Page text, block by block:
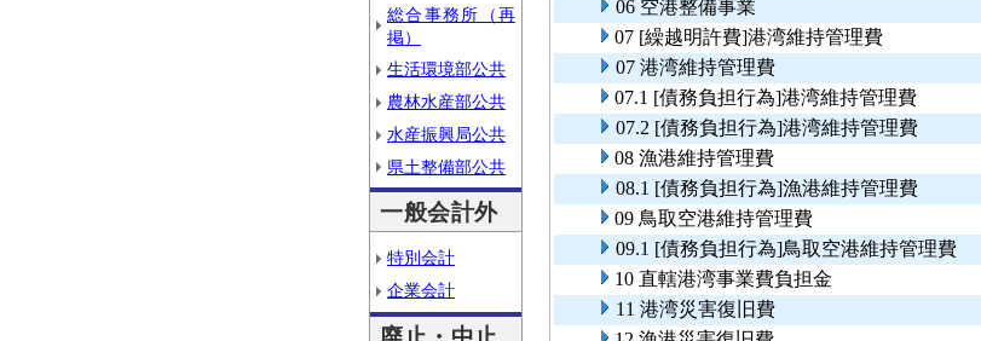
総合事務所（再
掲）
生活環境部公共
農林水産部公共
水産振興局公共
県土整備部公共
一般会計外
特別会計
企業会計
06 空港整備事業
07 [繰越明許費]港湾維持管理費
07 港湾維持管理費
07.1 [債務負担行為]港湾維持管理費
07.2 [債務負担行為]港湾維持管理費
08 漁港維持管理費
08.1 [債務負担行為]漁港維持管理費
09 鳥取空港維持管理費
09.1 [債務負担行為]鳥取空港維持管理費
10 直轄港湾事業費負担金
11 港湾災害復旧費